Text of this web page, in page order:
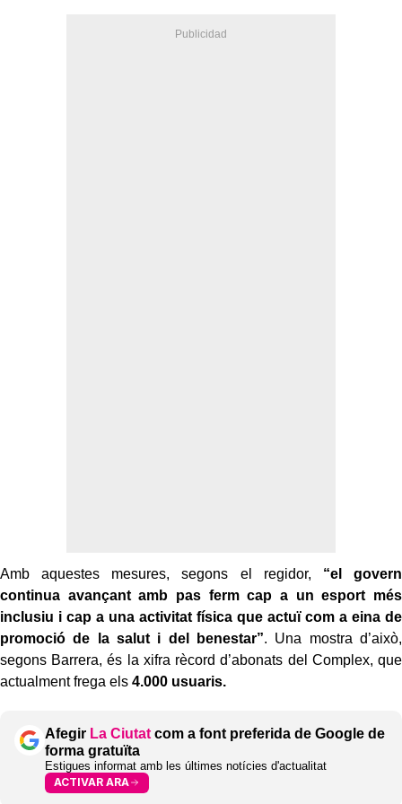
Amb aquestes mesures, segons el regidor, “el govern
continua avançant amb pas ferm cap a un esport més
inclusiu i cap a una activitat física que actuï com a eina de
promoció de la salut i del benestar”. Una mostra d’això,
segons Barrera, és la xifra rècord d’abonats del Complex, que
actualment frega els 4.000 usuaris.
Afegir La Ciutat com a font preferida de Google de
forma gratuïta
Estigues informat amb les últimes notícies d'actualitat
ACTIVAR ARA